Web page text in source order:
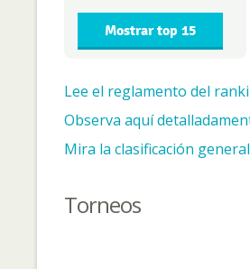
Mostrar top 15
Lee el reglamento del
Observa aquí
Mira la clasificación general
Torneos